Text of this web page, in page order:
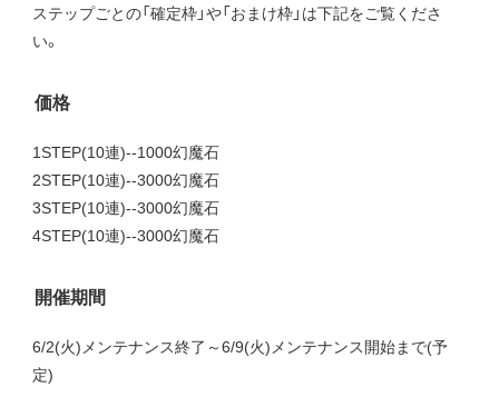
ステップごとの「確定枠」や「おまけ枠」は下記をご覧くださ
い。
価格
1STEP(10連)--1000幻魔石
2STEP(10連)--3000幻魔石
3STEP(10連)--3000幻魔石
4STEP(10連)--3000幻魔石
開催期間
6/2(火)メンテナンス終了～6/9(火)メンテナンス開始まで(予
定)